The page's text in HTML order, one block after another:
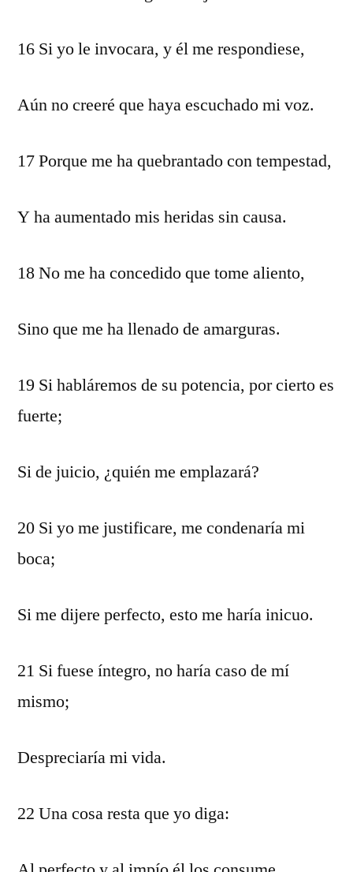
16 Si yo le invocara, y él me respondiese,
Aún no creeré que haya escuchado mi voz.
17 Porque me ha quebrantado con tempestad,
Y ha aumentado mis heridas sin causa.
18 No me ha concedido que tome aliento,
Sino que me ha llenado de amarguras.
19 Si habláremos de su potencia, por cierto es
fuerte;
Si de juicio, ¿quién me emplazará?
20 Si yo me justificare, me condenaría mi
boca;
Si me dijere perfecto, esto me haría inicuo.
21 Si fuese íntegro, no haría caso de mí
mismo;
Despreciaría mi vida.
22 Una cosa resta que yo diga: